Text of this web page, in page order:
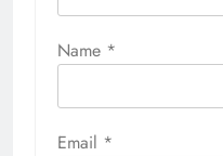
Name *
Email *